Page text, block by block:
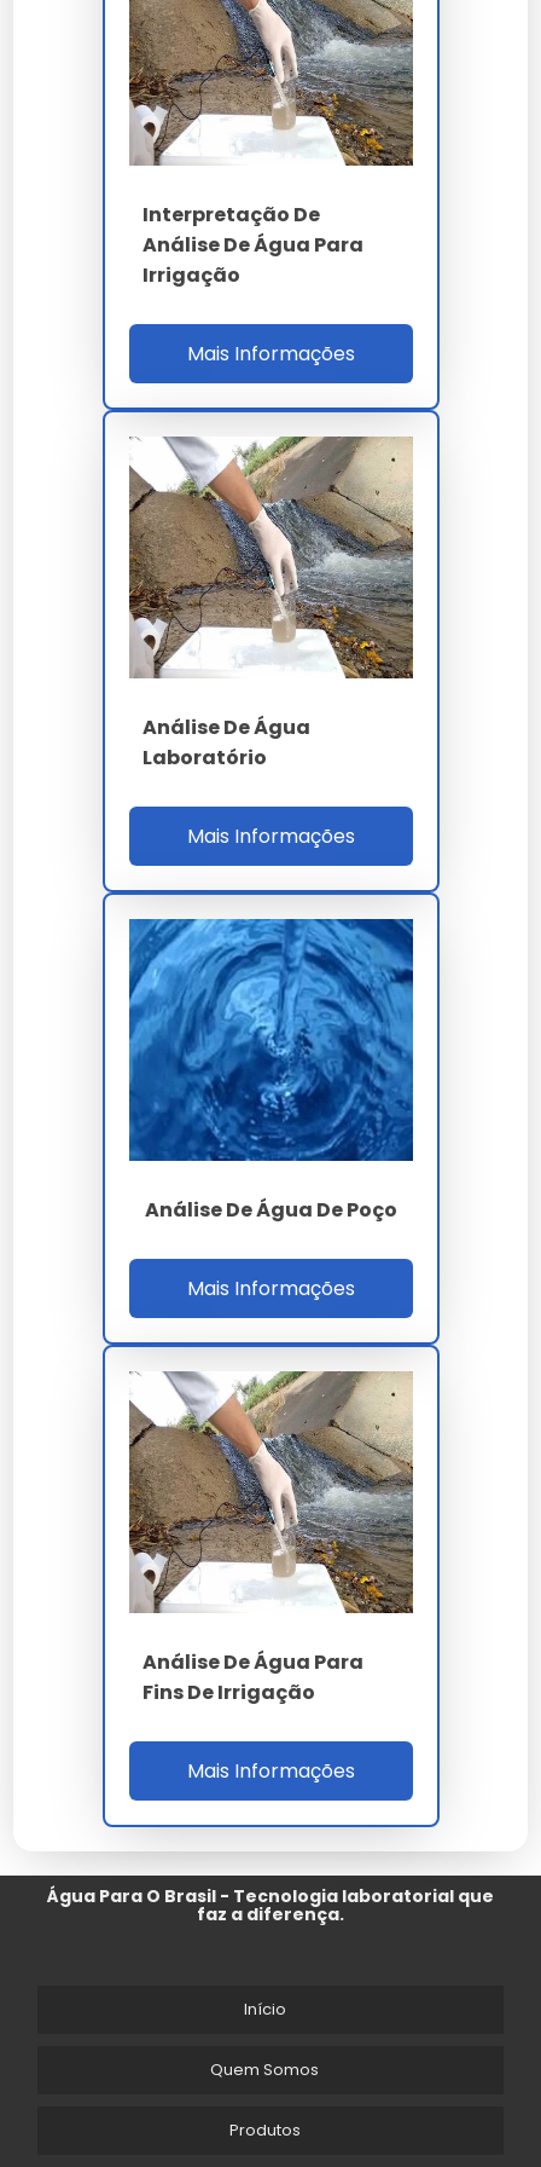
segue Ayers & Westcot (FAO 29) e Resolução
CONAMA 357/2005 Classe 3, avaliando CEa
(condutividade elétrica inferior a 3.0 dS/m), RAS
(razão de adsorção de sódio), bicarbonato
(inferior a 8.5 mEq/L) e boro (inferior a 2.0 mg/L).
A identificação precoce de salinidade evita
cultura protegida.
O investimento típico para laudo completo de
de 9 parâmetros) e R$ 1.450 (painel expandido
97 parâmetros com metais pesados e
agrotóxicos), com ROI garantido pela
conformidade legal e ausência de multas
sanitárias que podem ultrapassar 50 salários
mínimos conforme RDC Anvisa. O intervalo de
reanálise recomendado é semestral para poços
e trimestral para caldeira.
PARÂMETRO ESPECIFICAÇÃO
Painel potabilidade
97 parâmetros -
Portaria 888/2021
pH
Cloro residual
0.2 a 5.0 mg/L
Coliformes totais
ausente em 100 mL
Metais pesados
ICP-OES em µg/L
Coleta
NBR ISO 5667 -
cadeia 2 a 8 ºC
Acreditação
ISO 17025 Inmetro
CGCRE
Prazo laudo
5 a 10 dias úteis
GM/MS 888 -
CONAMA 396 - NR-13
Interpretação De
Análise De Água Para
Irrigação
Mais Informações
Análise De Água
Laboratório
Mais Informações
Análise De Água De Poço
Mais Informações
Análise De Água Para
Fins De Irrigação
Mais Informações
Água Para O Brasil - Tecnologia laboratorial que
faz a diferença.
Início
Quem Somos
Produtos